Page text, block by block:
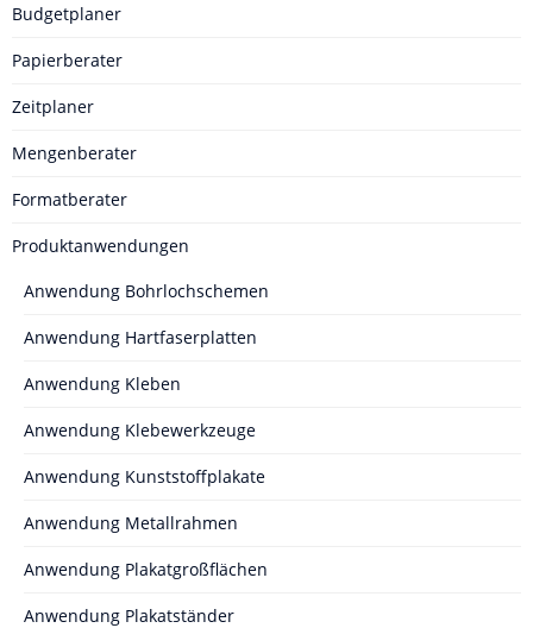
Budgetplaner
Papierberater
Zeitplaner
Mengenberater
Formatberater
Produktanwendungen
Anwendung Bohrlochschemen
Anwendung Hartfaserplatten
Anwendung Kleben
Anwendung Klebewerkzeuge
Anwendung Kunststoffplakate
Anwendung Metallrahmen
Anwendung Plakatgroßflächen
Anwendung Plakatständer